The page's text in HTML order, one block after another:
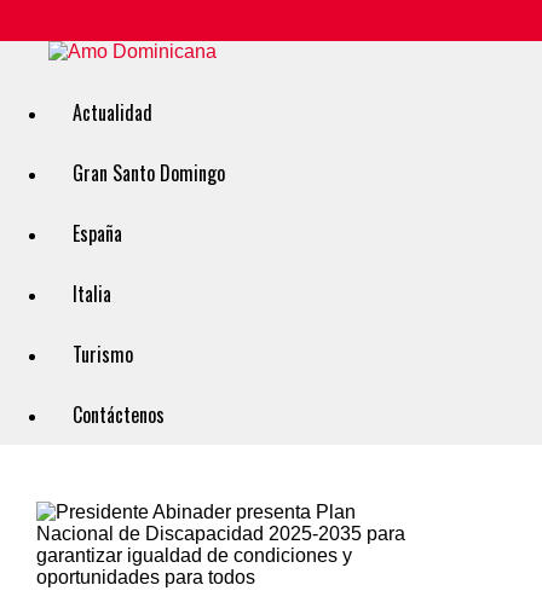
Actualidad
Gran Santo Domingo
España
Italia
Turismo
Contáctenos